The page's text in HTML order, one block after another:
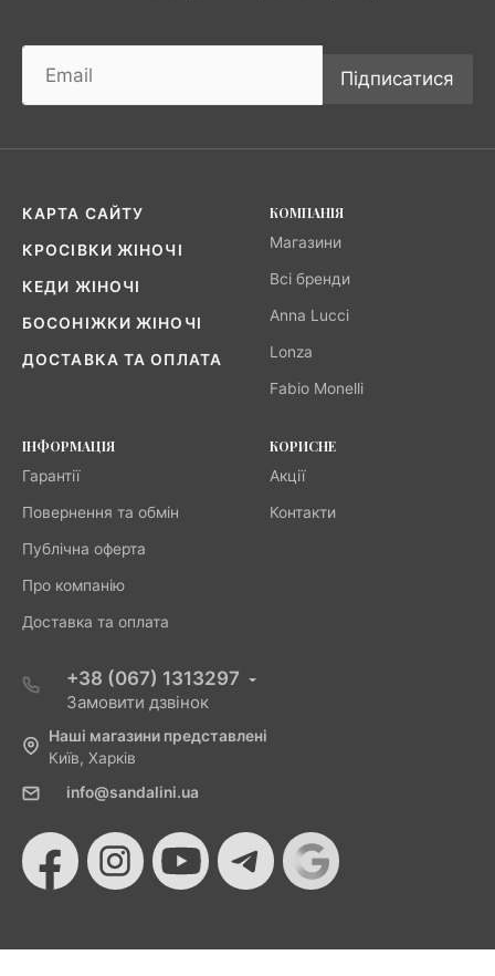
Підписатися
КАРТА САЙТУ
КРОСІВКИ ЖІНОЧІ
КЕДИ ЖІНОЧІ
БОСОНІЖКИ ЖІНОЧІ
ДОСТАВКА ТА ОПЛАТА
КОМПАНІЯ
Магазини
Всі бренди
Anna Lucci
Lonza
Fabio Monelli
ІНФОРМАЦІЯ
Гарантії
Повернення та обмін
Публічна оферта
Про компанію
Доставка та оплата
КОРИСНЕ
Акції
Контакти
+38 (067) 1313297
Замовити дзвінок
Наші магазини представлені
Київ, Харків
info@sandalini.ua